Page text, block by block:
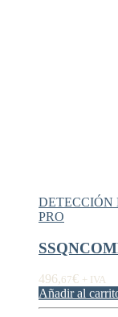
DETECCIÓN
PRO
496,67€ + IVA
Añadir al